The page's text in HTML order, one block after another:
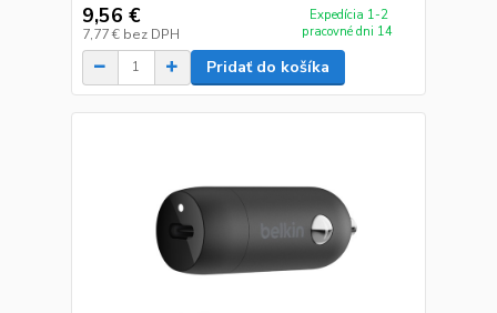
9,56 €
7,77 € bez DPH
Expedícia 1-2
pracovné dni 14
Pridať do košíka